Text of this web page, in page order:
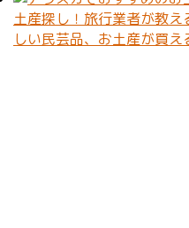
土産探し！旅行業者が教
しい民芸品、お土産が買え